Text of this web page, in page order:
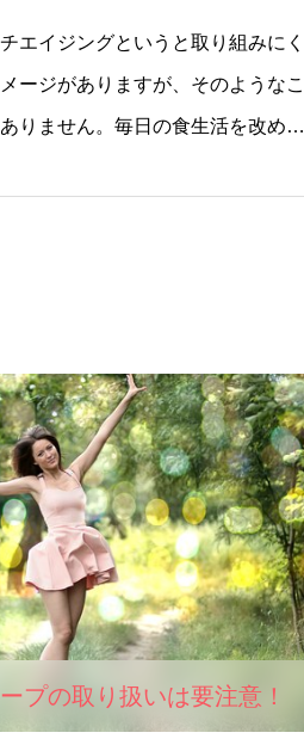
エイジングというと取り組みにく
ージがありますが、そのようなこ
りません。毎日の食生活を改める
プの取り扱いは要注意！